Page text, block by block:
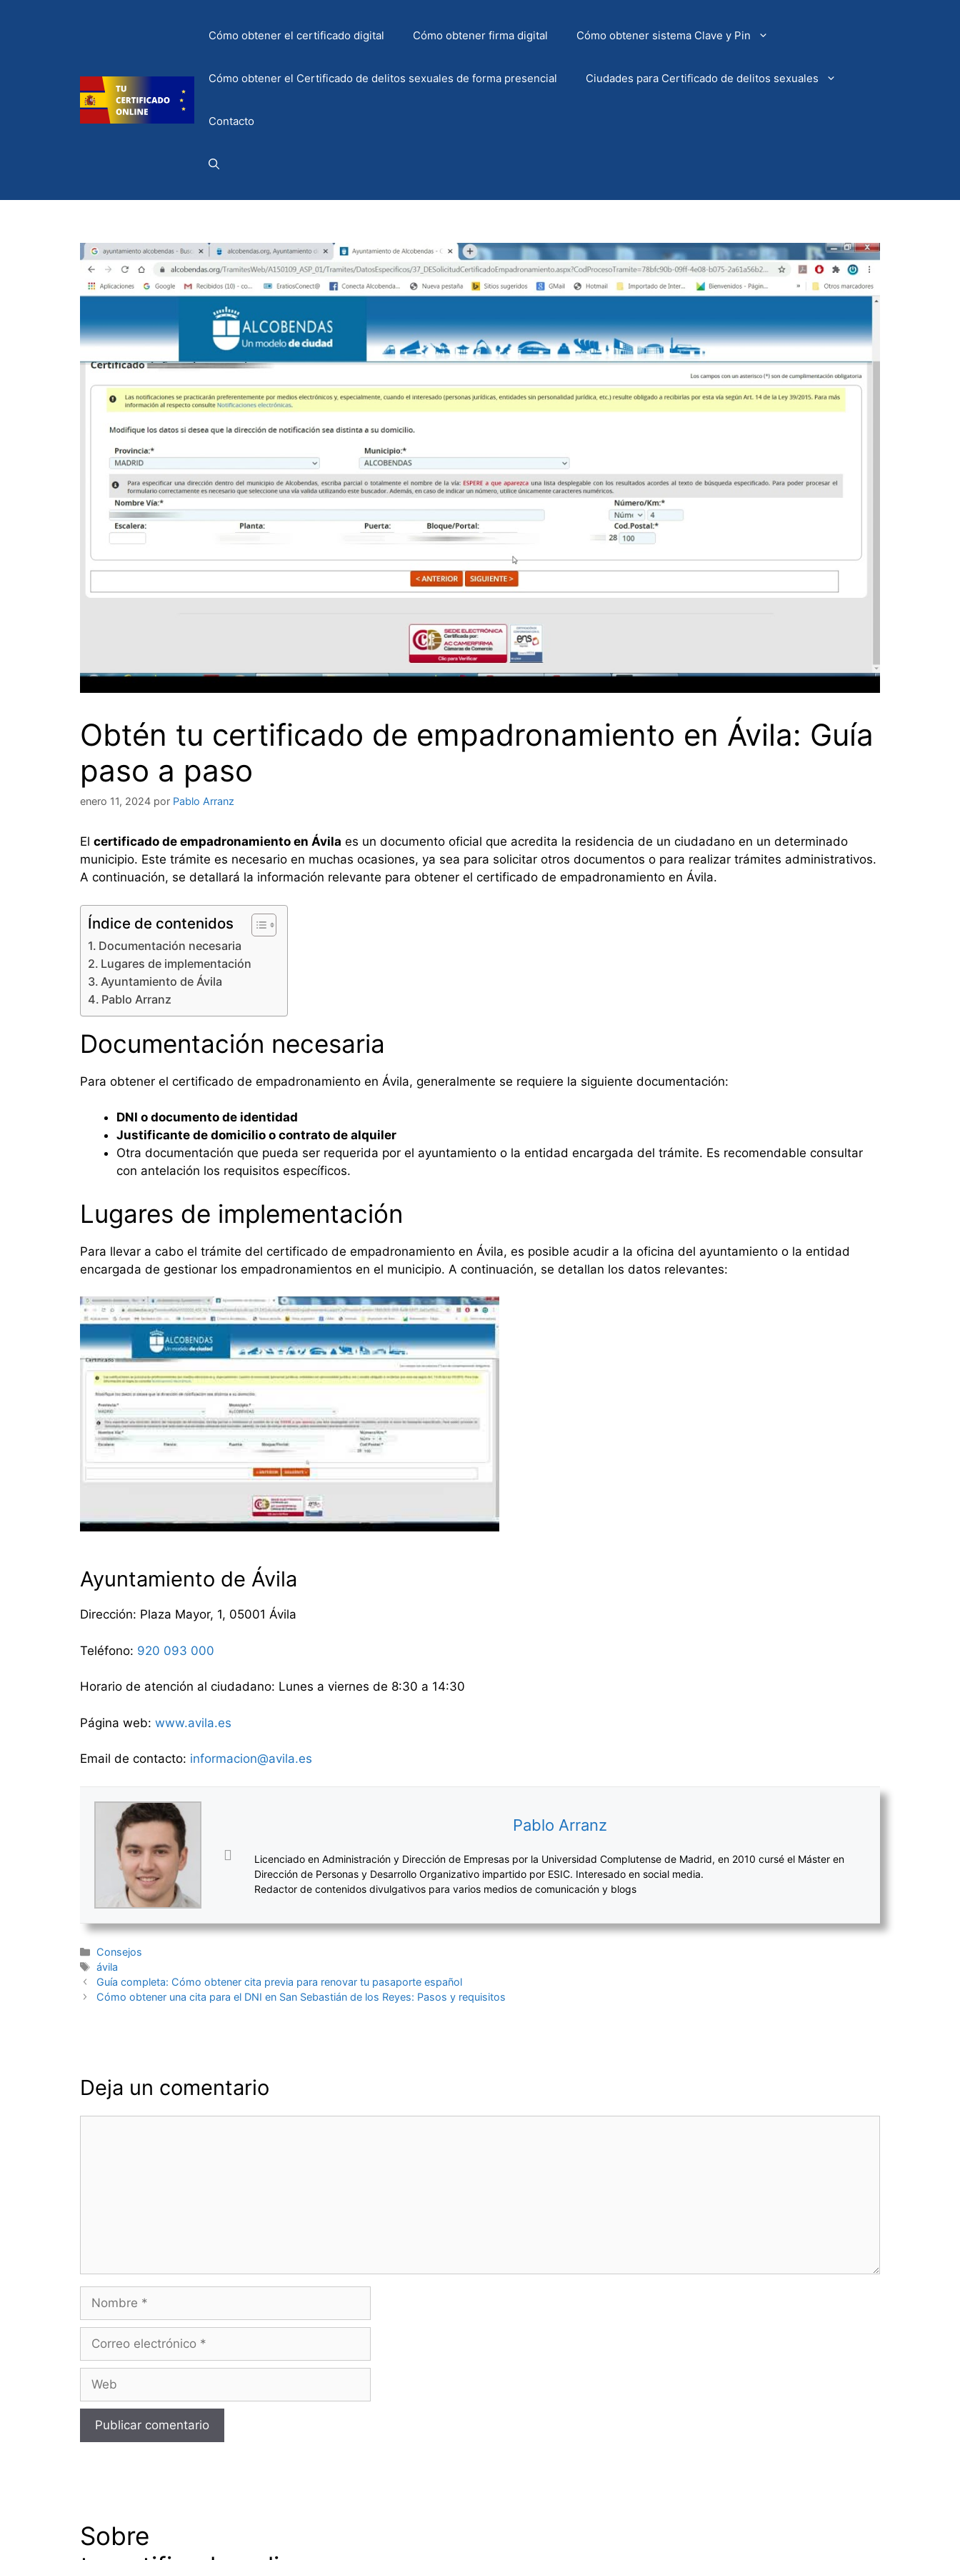
Cómo obtener el certificado digital Cómo obtener firma digital Cómo obtener sistema Clave y Pin
Cómo obtener el Certificado de delitos sexuales de forma presencial Ciudades para Certificado de delitos sexuales
Contacto
Obtén tu certificado de empadronamiento en Ávila: Guía
paso a paso
enero 11, 2024 por Pablo Arranz
El certificado de empadronamiento en Ávila es un documento oficial que acredita la residencia de un ciudadano en un determinado
municipio. Este trámite es necesario en muchas ocasiones, ya sea para solicitar otros documentos o para realizar trámites administrativos.
A continuación, se detallará la información relevante para obtener el certificado de empadronamiento en Ávila.
Índice de contenidos
Documentación necesaria
Lugares de implementación
Ayuntamiento de Ávila
Pablo Arranz
Documentación necesaria
Para obtener el certificado de empadronamiento en Ávila, generalmente se requiere la siguiente documentación:
DNI o documento de identidad
Justificante de domicilio o contrato de alquiler
Otra documentación que pueda ser requerida por el ayuntamiento o la entidad encargada del trámite. Es recomendable consultar
con antelación los requisitos específicos.
Lugares de implementación
Para llevar a cabo el trámite del certificado de empadronamiento en Ávila, es posible acudir a la oficina del ayuntamiento o la entidad
encargada de gestionar los empadronamientos en el municipio. A continuación, se detallan los datos relevantes:
Ayuntamiento de Ávila
Dirección: Plaza Mayor, 1, 05001 Ávila
Teléfono: 920 093 000
Horario de atención al ciudadano: Lunes a viernes de 8:30 a 14:30
Página web: www.avila.es
Email de contacto: informacion@avila.es
Pablo Arranz
Licenciado en Administración y Dirección de Empresas por la Universidad Complutense de Madrid, en 2010 cursé el Máster en
Dirección de Personas y Desarrollo Organizativo impartido por ESIC. Interesado en social media.
Redactor de contenidos divulgativos para varios medios de comunicación y blogs
Categorías
Consejos
Etiquetas
ávila
Navegación
de
Guía completa: Cómo obtener cita previa para renovar tu pasaporte español
Cómo obtener una cita para el DNI en San Sebastián de los Reyes: Pasos y requisitos
Deja un comentario
electrónico
Sobre